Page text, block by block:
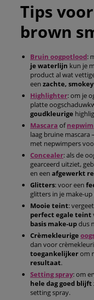
Tips
brown
Bruin oogpotlood:
je waterlijn kun je
product al wat
een zachte,
Highlighter: om je
platte
goudkleurige
Mascara of
laag bruine mascara
met nepwimpers
Concealer: als de
gearceerd uitziet,
en een afgewerkt
Glitters: voor een
glitters in je make-
Mooie teint:
perfect egale teint
basis make-updus
Crèmekleurige
dan voor
toegankelijkerom
resultaat.
Setting spray: om
hele dag goed
setting spray.